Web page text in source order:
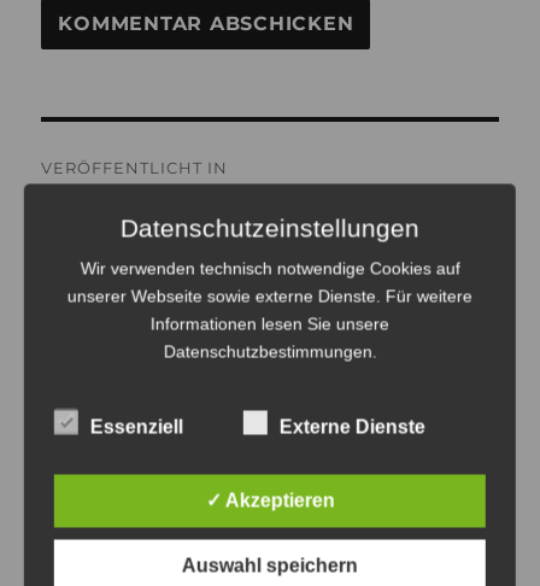
VERÖFFENTLICHT IN
ULRICH TAUSEND
JFF – Institut für
Medienpädagogik.
Wenn es dunkel wird, male
Datenschutzeinstellungen
Wir verwenden technisch notwendige Cookies auf
unserer Webseite sowie externe Dienste. Für weitere
Informationen lesen Sie unsere
Datenschutzbestimmungen.
Essenziell Externe Dienste
✓ Akzeptieren
Auswahl speichern